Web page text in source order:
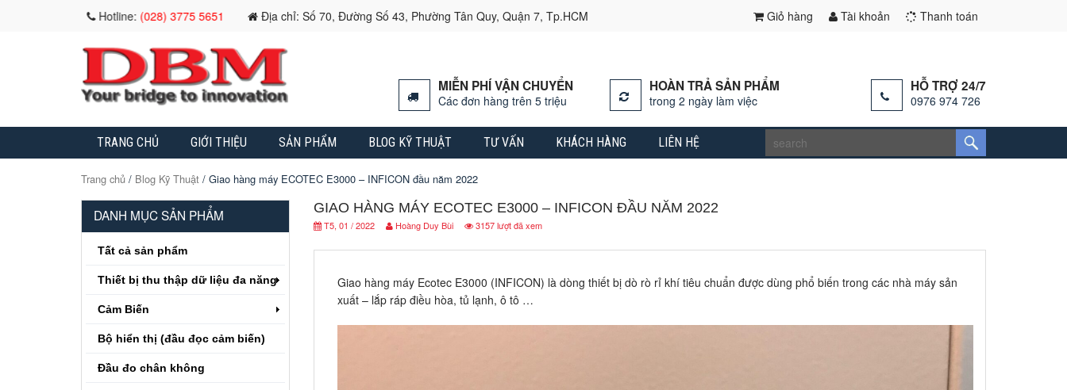
Hotline:(028) 3775 5651 Địa chỉ: Số 70, Đường Số 43, Phường Tân Quy, Quận 7, Tp.HCM Giỏ hàng Tài khoản Thanh toán
MIỄN PHÍ VẬN CHUYỂN
Các đơn hàng trên 5 triệu
HOÀN TRẢ SẢN PHẨM
trong 2 ngày làm việc
HỖ TRỢ 24/7
0976 974 726
TRANG CHỦ GIỚI THIỆU SẢN PHẨM BLOG KỸ THUẬT TƯ VẤN KHÁCH HÀNG LIÊN HỆ
Trang chủ / Blog Kỹ Thuật / Giao hàng máy ECOTEC E3000 – INFICON đầu năm 2022
DANH MỤC SẢN PHẨM
Tất cả sản phẩm
Thiết bị thu thập dữ liệu đa năng
Cảm Biến
Bộ hiển thị (đầu đọc cảm biến)
Đầu đo chân không
GIAO HÀNG MÁY ECOTEC E3000 – INFICON ĐẦU NĂM 2022
T5, 01 / 2022 Hoàng Duy Bùi 3157 lượt đã xem
Giao hàng máy Ecotec E3000 (INFICON) là dòng thiết bị dò rò rỉ khí tiêu chuẩn được dùng phổ biến trong các nhà máy sản
xuất – lắp ráp điều hòa, tủ lạnh, ô tô …